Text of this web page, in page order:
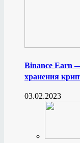
Binance Earn
хранения
03.02.2023